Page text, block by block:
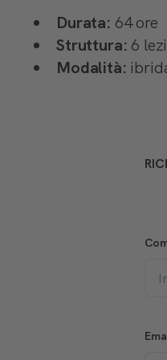
Durata: 64 ore
Struttura: 6
Modalità: